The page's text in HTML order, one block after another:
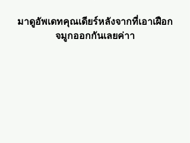
มาดูอัพเดทคุณเดียร์หลังจากที่เอาเฝือก
จมูกออกกันเลยค่าา